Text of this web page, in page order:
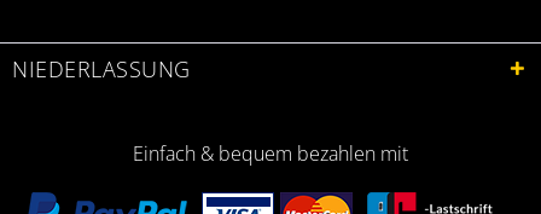
NIEDERLASSUNG
Einfach & bequem bezahlen mit